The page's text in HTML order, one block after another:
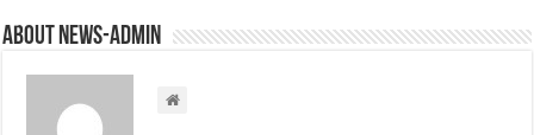
About news-admin